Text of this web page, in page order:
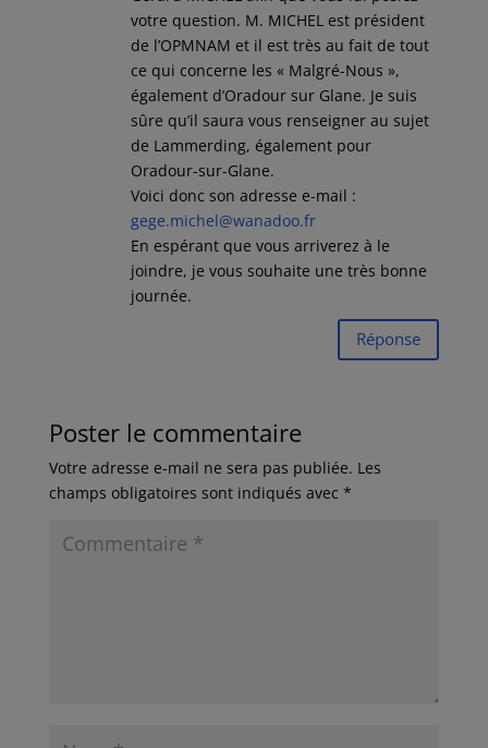
votre question. M. MICHEL est président
de l’OPMNAM et il est très au fait de tout
ce qui concerne les « Malgré-Nous »,
également d’Oradour sur Glane. Je suis
sûre qu’il saura vous renseigner au sujet
de Lammerding, également pour
Oradour-sur-Glane.
Voici donc son adresse e-mail :
gege.michel@wanadoo.fr
En espérant que vous arriverez à le
joindre, je vous souhaite une très bonne
journée.
Réponse
Poster le commentaire
Votre adresse e-mail ne sera pas publiée. Les
champs obligatoires sont indiqués avec *